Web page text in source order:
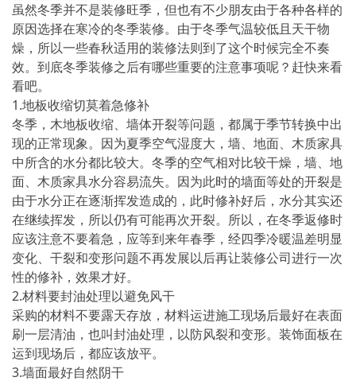
虽然冬季并不是装修旺季，但也有不少朋友由于各种各样的
原因选择在寒冷的冬季装修。由于冬季气温较低且天干物
燥，所以一些春秋适用的装修法则到了这个时候完全不奏
效。到底冬季装修之后有哪些重要的注意事项呢？赶快来看
看吧。
1.地板收缩切莫着急修补
冬季，木地板收缩、墙体开裂等问题，都属于季节转换中出
现的正常现象。因为夏季空气湿度大，墙、地面、木质家具
中所含的水分都比较大。冬季的空气相对比较干燥，墙、地
面、木质家具水分容易流失。因为此时的墙面等处的开裂是
由于水分正在逐渐挥发造成的，此时修补好后，水分其实还
在继续挥发，所以仍有可能再次开裂。所以，在冬季返修时
应该注意不要着急，应等到来年春季，经四季冷暖温差明显
变化、干裂和变形问题不再发展以后再让装修公司进行一次
性的修补，效果才好。
2.材料要封油处理以避免风干
采购的材料不要露天存放，材料运进施工现场后最好在表面
刷一层清油，也叫封油处理，以防风裂和变形。装饰面板在
运到现场后，都应该放平。
3.墙面最好自然阴干